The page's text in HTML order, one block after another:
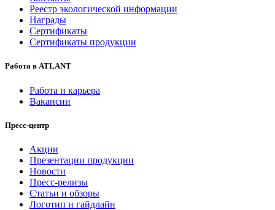
Реестр экологической информации
Награды
Сертификаты
Сертификаты продукции
Работа в ATLANT
Работа и карьера
Вакансии
Пресс-центр
Акции
Презентации продукции
Новости
Пресс-релизы
Статьи и обзоры
Логотип и гайдлайн